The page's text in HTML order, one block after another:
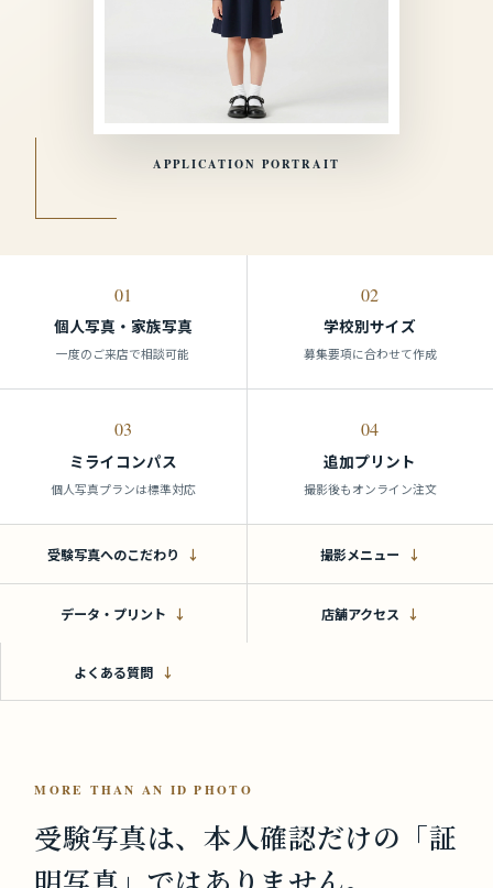
APPLICATION PORTRAIT
01
個人写真・家族写真
一度のご来店で相談可能
02
学校別サイズ
募集要項に合わせて作成
03
ミライコンパス
個人写真プランは標準対応
04
追加プリント
撮影後もオンライン注文
受験写真へのこだわり 撮影メニュー
データ・プリント 店舗アクセス
よくある質問
MORE THAN AN ID PHOTO
受験写真は、本人確認だけの 「証
明写真」ではありません。